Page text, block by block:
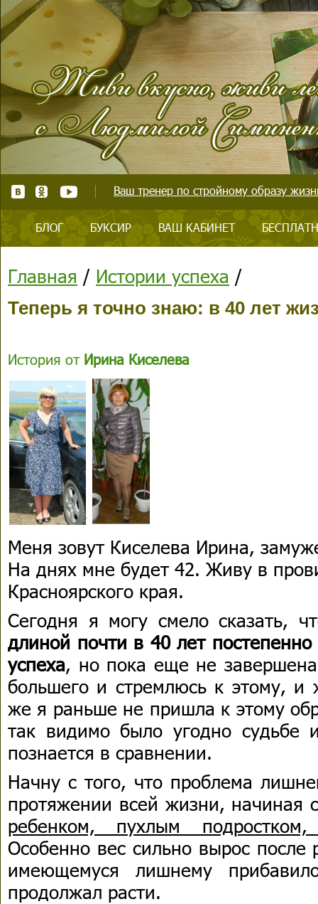
Ваш тренер по стройному образу
БЛОГ БУКСИР ВАШ КАБИНЕТ
Главная / Истории успеха /
Теперь я точно знаю: в 40 лет
История от Ирина Киселева
Меня зовут Киселева Ирина,
На днях мне будет 42. Живу в
Красноярского края.
Сегодня я могу смело сказать,
длиной почти в 40 лет
успеха, но пока еще не
большего и стремлюсь к этому,
же я раньше не пришла к этому
так видимо было угодно судьбе
познается в сравнении.
Начну с того, что проблема
протяжении всей жизни, начиная
ребенком, пухлым
Особенно вес сильно вырос
имеющемуся лишнему
продолжал расти.